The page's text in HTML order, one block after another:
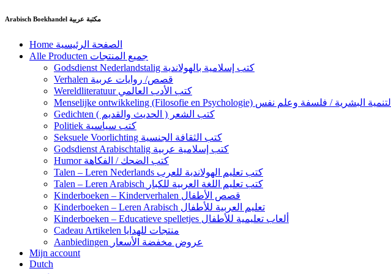
Ga
inhoud
Arabisch Boekhandel مكتبة عربية
Home الصفحة الرئيسية
Alle Producten جميع المنتجات
Godsdienst Nederlandstalig كتب إسلامية بالهولاندية
Verhalen قصص/ روايات عربية
Wereldliteratuur كتب الأدب العالمي
Menselijke ontwikkeling (Filosofie en Psychologie) التنمية البشرية / فلسفة وعلم نفس
Gedichten كتب الشعر ( الحديث والقديم )
Politiek كتب سياسية
Seksuele Voorlichting كتب الثقافة الجنسية
Godsdienst Arabischtalig كتب إسلامية عربية
Humor كتب الضحك / الفكاهة
Talen – Leren Nederlands كتب تعليم الهولاندية للعرب
Talen – Leren Arabisch كتب تعليم اللغة العربية للكبار
Kinderboeken – Kinderverhalen قصص الأطفال
Kinderboeken – Leren Arabisch تعليم العربية للأطفال
Kinderboeken – Educatieve spelletjes ألعاب تعليمية للأطفال
Cadeau Artikelen منتجات للهدايا
Aanbiedingen عروض مخفضة الأسعار
Mijn account
Dutch